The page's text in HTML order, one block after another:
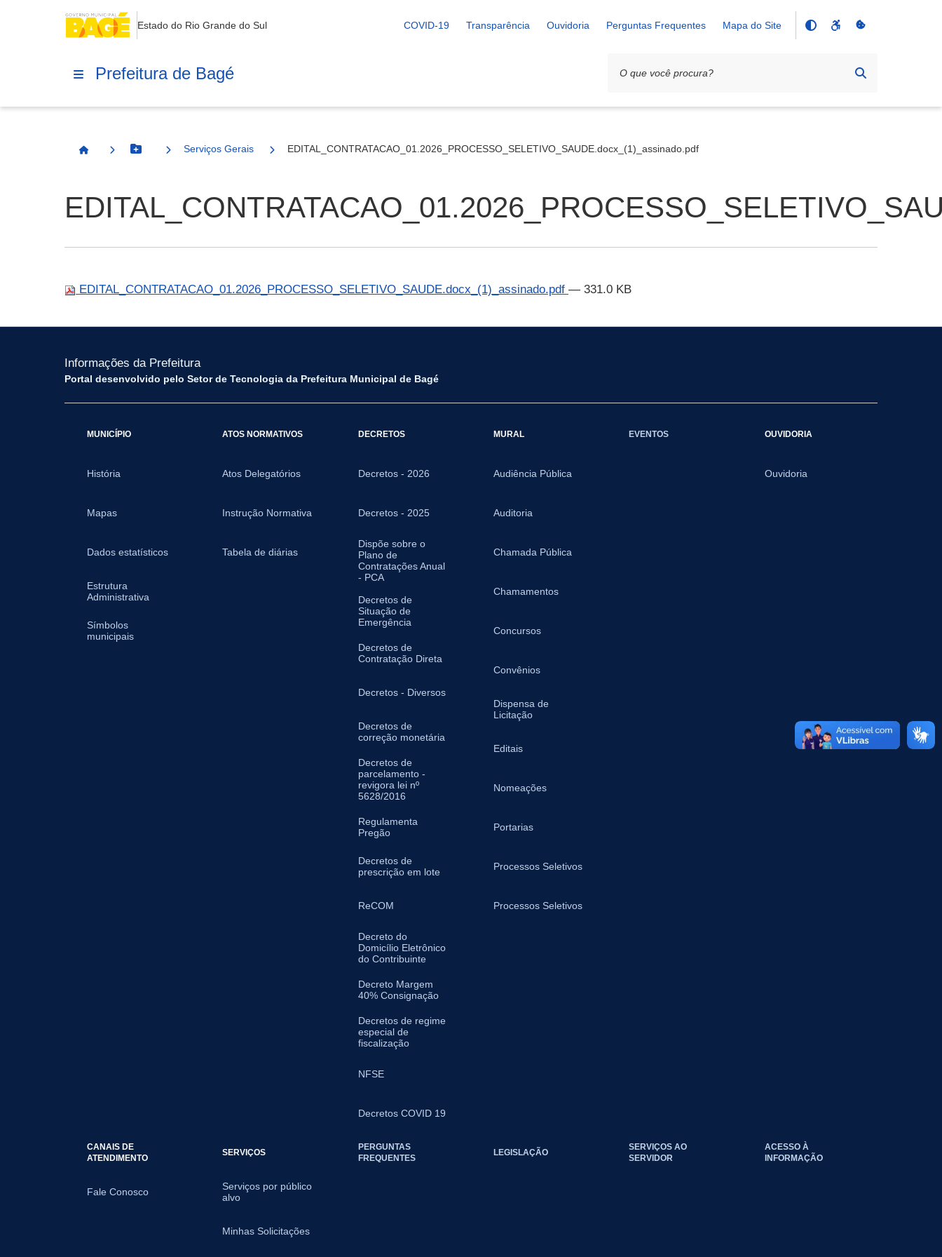
Estado do Rio Grande do Sul COVID-19 Transparência Ouvidoria Perguntas Frequentes Mapa do Site
Prefeitura de Bagé
Página InicialBotão Menu
Serviços Gerais EDITAL_CONTRATACAO_01.2026_PROCESSO_SELETIVO_SAUDE.docx_(1)_assinado.pdf
EDITAL_CONTRATACAO_01.2026_PROCESSO_SELETIVO_SAUDE.docx_(1)_assinado.pdf — 331.0 KB
Informações da Prefeitura
Portal desenvolvido pelo Setor de Tecnologia da Prefeitura Municipal de Bagé
MUNICÍPIO
História
Mapas
Dados estatísticos
Estrutura
Administrativa
Símbolos
municipais
ATOS NORMATIVOS
Atos Delegatórios
Instrução Normativa
Tabela de diárias
DECRETOS
Decretos - 2026
Decretos - 2025
Dispõe sobre o
Plano de
Contratações Anual
- PCA
Decretos de
Situação de
Emergência
Decretos de
Contratação Direta
Decretos - Diversos
Decretos de
correção monetária
Decretos de
parcelamento -
revigora lei nº
5628/2016
Regulamenta
Pregão
Decretos de
prescrição em lote
ReCOM
Decreto do
Domicílio Eletrônico
do Contribuinte
Decreto Margem
40% Consignação
Decretos de regime
especial de
fiscalização
NFSE
Decretos COVID 19
MURAL
Audiência Pública
Auditoria
Chamada Pública
Chamamentos
Concursos
Convênios
Dispensa de
Licitação
Editais
Nomeações
Portarias
Processos Seletivos
Processos Seletivos
EVENTOS OUVIDORIA
Ouvidoria
CANAIS DE
ATENDIMENTO
Fale Conosco
SERVIÇOS
Serviços por público
alvo
Minhas Solicitações
PERGUNTAS
FREQUENTES
LEGISLAÇÃO
SERVIÇOS AO
SERVIDOR
ACESSO À
INFORMAÇÃO